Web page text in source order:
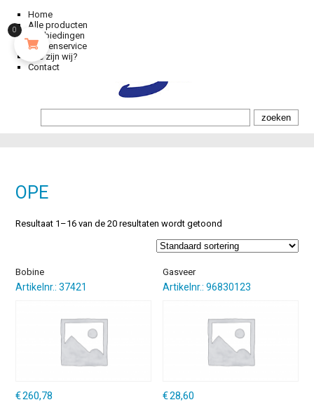
Home
Alle producten
Aanbiedingen
Klantenservice
Wie zijn wij?
Contact
OPE
Resultaat 1–16 van de 20 resultaten wordt getoond
Bobine
Artikelnr.: 37421
€260,78
Gasveer
Artikelnr.: 96830123
€28,60
0